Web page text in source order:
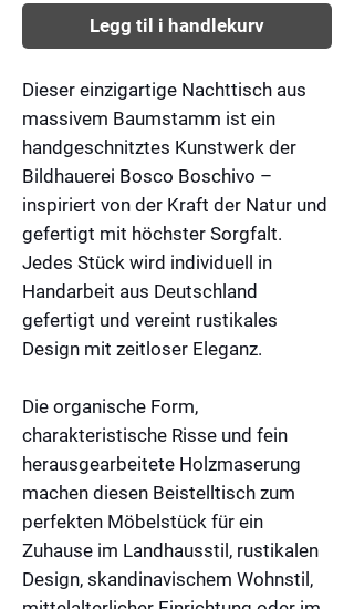
Legg til i handlekurv
Dieser einzigartige Nachttisch aus
massivem Baumstamm ist ein
handgeschnitztes Kunstwerk der
Bildhauerei Bosco Boschivo –
inspiriert von der Kraft der Natur und
gefertigt mit höchster Sorgfalt.
Jedes Stück wird individuell in
Handarbeit aus Deutschland
gefertigt und vereint rustikales
Design mit zeitloser Eleganz.
Die organische Form,
charakteristische Risse und fein
herausgearbeitete Holzmaserung
machen diesen Beistelltisch zum
perfekten Möbelstück für ein
Zuhause im Landhausstil, rustikalen
Design, skandinavischem Wohnstil,